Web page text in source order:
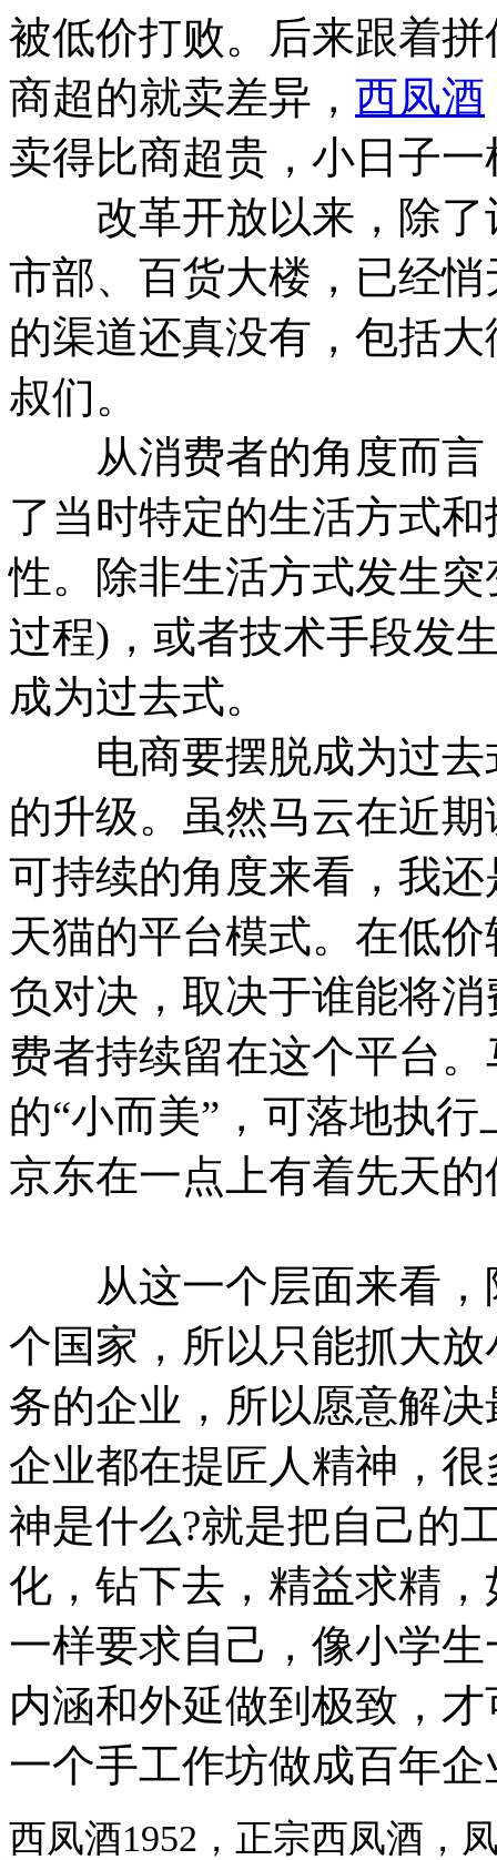
被低价打败。后来跟着
商超的就卖差异， 西凤酒
卖得比商超贵，小日子
改革开放以来，除了
市部、百货大楼，已经
的渠道还真没有，包括
叔们。
从消费者的角度而言
了当时特定的生活方式
性。除非生活方式发生
过程)，或者技术手段发
成为过去式。
电商要摆脱成为过去
的升级。虽然马云在近
可持续的角度来看，我
天猫的平台模式。在低
负对决，取决于谁能将
费者持续留在这个平台
的“小而美”，可落地执
京东在一点上有着先天的
从这一个层面来看，
个国家，所以只能抓大
务的企业，所以愿意解
企业都在提匠人精神，
神是什么?就是把自己的
化，钻下去，精益求精
一样要求自己，像小学
内涵和外延做到极致，
一个手工作坊做成百年企
西凤酒1952，正宗西凤酒